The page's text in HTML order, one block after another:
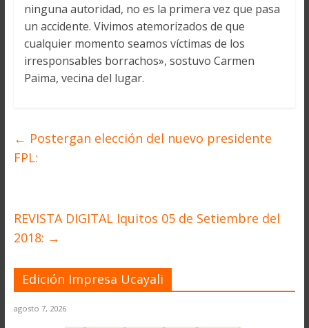
ninguna autoridad, no es la primera vez que pasa
un accidente. Vivimos atemorizados de que
cualquier momento seamos víctimas de los
irresponsables borrachos», sostuvo Carmen
Paima, vecina del lugar.
← Postergan elección del nuevo presidente
FPL:
REVISTA DIGITAL Iquitos 05 de Setiembre del
2018: →
Edición Impresa Ucayali
agosto 7, 2026